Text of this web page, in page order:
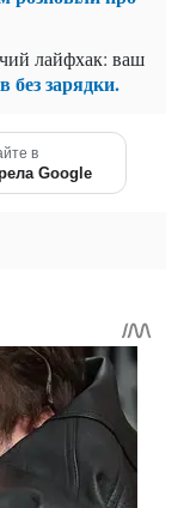
лайфхак: ваш
без зарядки.
в
Google